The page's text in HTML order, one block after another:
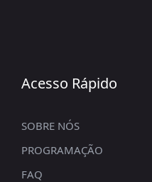
Acesso Rápido
SOBRE NÓS
PROGRAMAÇÃO
FAQ